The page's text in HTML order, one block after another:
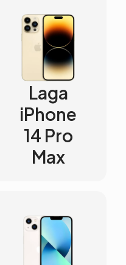
Laga
iPhone
14 Pro
Max